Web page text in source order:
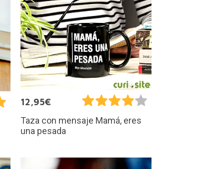
12,95€
Taza con mensaje Mamá, eres
una pesada